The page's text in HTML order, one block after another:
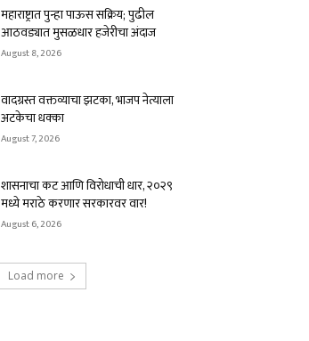
महाराष्ट्रात पुन्हा पाऊस सक्रिय; पुढील
आठवड्यात मुसळधार हजेरीचा अंदाज
August 8, 2026
वादग्रस्त वक्तव्याचा झटका, भाजप नेत्याला
अटकेचा धक्का
August 7, 2026
शासनाचा कट आणि विरोधाची धार, २०२९
मध्ये मराठे करणार सरकारवर वार!
August 6, 2026
Load more